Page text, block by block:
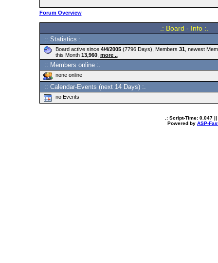
Forum Overview
.: Board - Info :.
:: Statistics :.
Board active since 4/4/2005(7796 Days), Members 31, newest
this Month 13,960, more ..
:: Members online :.
none online
:: Calendar-Events (next 14 Days) :.
no Events
.: Script-Time: 0.047 ||
Powered by ASP-